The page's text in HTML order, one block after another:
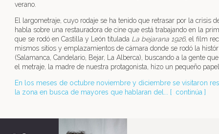
verano.
El largometraje, cuyo rodaje se ha tenido que retrasar por la crisis
habla sobre una restauradora de cine que está trabajando en la
que se rodó en Castilla y León titulada La bejarana 1926, el film
mismos sitios y emplazamientos de cámara donde se rodó la
(Salamanca, Candelario, Bejar, La Alberca), buscando a la gente
el metraje, la madre de nuestra protagonista, hizo un pequeño
En los meses de octubre noviembre y diciembre se visitaron
la zona en busca de mayores que hablaran del... [ continúa ]